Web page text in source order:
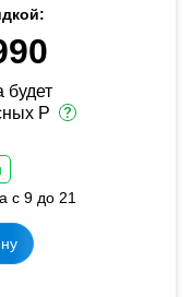
будет
Р
с 9 до 21